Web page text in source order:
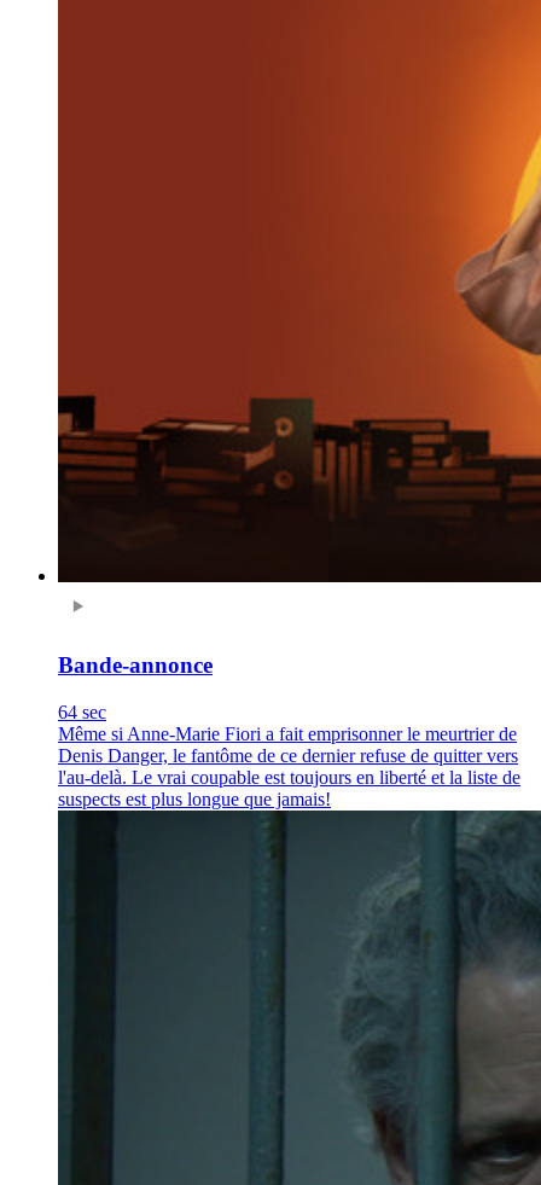
Bande-annonce
64 sec
Même si Anne-Marie Fiori a fait emprisonner le meurtrier de
Denis Danger, le fantôme de ce dernier refuse de quitter vers
l'au-delà. Le vrai coupable est toujours en liberté et la liste de
suspects est plus longue que jamais!